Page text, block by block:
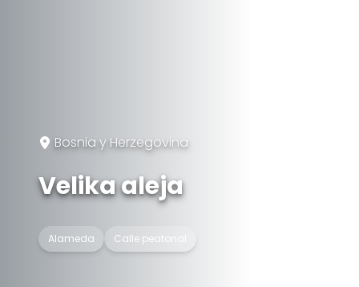
Bosnia y Herzegovina
Velika aleja
Alameda Calle peatonal